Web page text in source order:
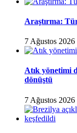
Araştırma:
7 Ağustos 2026
Atık yönetimi
dönüştü
7 Ağustos 2026